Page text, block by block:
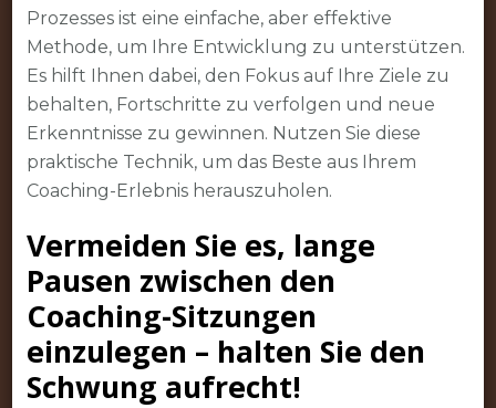
Prozesses ist eine einfache, aber effektive
Methode, um Ihre Entwicklung zu unterstützen.
Es hilft Ihnen dabei, den Fokus auf Ihre Ziele zu
behalten, Fortschritte zu verfolgen und neue
Erkenntnisse zu gewinnen. Nutzen Sie diese
praktische Technik, um das Beste aus Ihrem
Coaching-Erlebnis herauszuholen.
Vermeiden Sie es, lange
Pausen zwischen den
Coaching-Sitzungen
einzulegen – halten Sie den
Schwung aufrecht!